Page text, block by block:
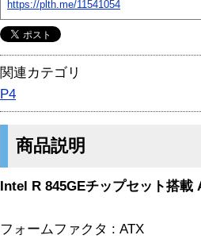
https://plth.me/11541054
関連カテゴリ
P4
商品説明
Intel R 845GEチップセット搭載
フォームファクタ : ATX